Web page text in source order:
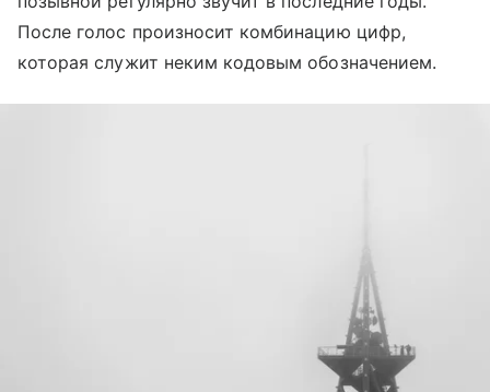
После голос произносит комбинацию цифр,
которая служит неким кодовым обозначением.